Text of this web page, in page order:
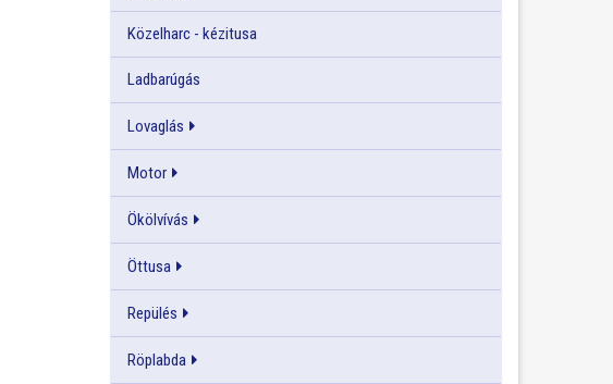
Közelharc - kézitusa
Ladbarúgás
Lovaglás
Motor
Ökölvívás
Öttusa
Repülés
Röplabda